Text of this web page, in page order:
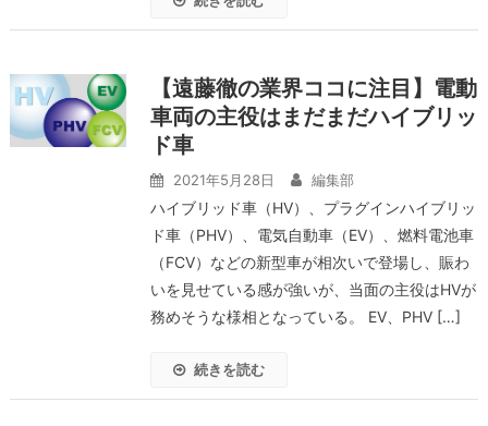
【遠藤徹の業界ココに注目】電動
車両の主役はまだまだハイブリッ
ド車
2021年5月28日 編集部
ハイブリッド車（HV）、プラグインハイブリッ
ド車（PHV）、電気自動車（EV）、燃料電池車
（FCV）などの新型車が相次いで登場し、賑わ
いを見せている感が強いが、当面の主役はHVが
務めそうな様相となっている。 EV、PHV […]
続きを読む